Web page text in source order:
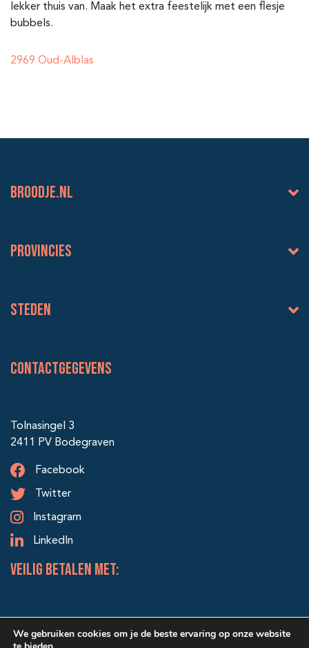
lekker thuis van. Maak het extra feestelijk met een flesje
bubbels.
2969 Oud-Alblas
BROODJE.NL
Provincies
Steden
Contactgegevens
Tolnasingel 3
2411 PV Bodegraven
Facebook
Twitter
Instagram
LinkedIn
veilig betalen met:
We gebruiken cookies om je de beste ervaring op onze website